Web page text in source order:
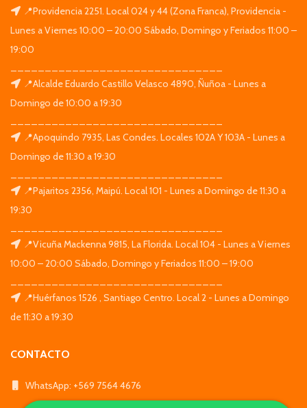
📍Providencia 2251. Local 024 y 44 (Zona Franca), Providencia -
Lunes a Viernes 10:00 – 20:00 Sábado, Domingo y Feriados 11:00 –
19:00
📍Alcalde Eduardo Castillo Velasco 4890, Ñuñoa - Lunes a
Domingo de 10:00 a 19:30
📍Apoquindo 7935, Las Condes. Locales 102A Y 103A - Lunes a
Domingo de 11:30 a 19:30
📍Pajaritos 2356, Maipú. Local 101 - Lunes a Domingo de 11:30 a
19:30
📍Vicuña Mackenna 9815, La Florida. Local 104 - Lunes a Viernes
10:00 – 20:00 Sábado, Domingo y Feriados 11:00 – 19:00
📍Huérfanos 1526 , Santiago Centro. Local 2 - Lunes a Domingo
de 11:30 a 19:30
CONTACTO
WhatsApp: +569 7564 4676